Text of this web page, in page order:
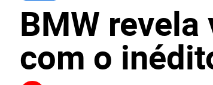
BMW revela
com o